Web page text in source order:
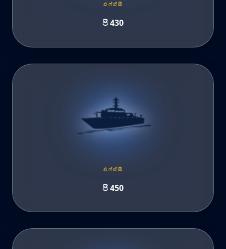
එෆ්ඒසී
පී 430
එෆ්ඒසී
පී 450